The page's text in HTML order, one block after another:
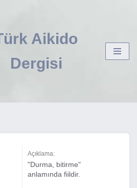
Aikido
Dergisi
Açıklama:
"Durma, bitirme"
anlamında fiildir.